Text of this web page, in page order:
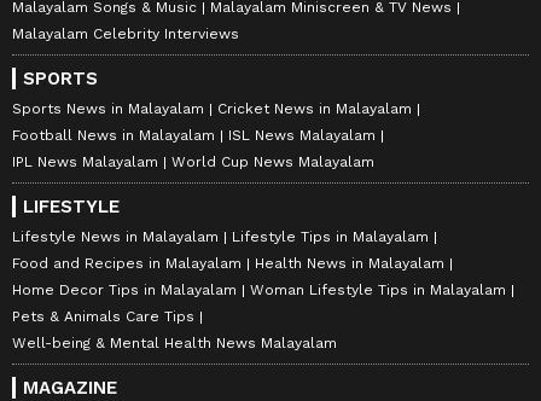
Malayalam Songs & Music
Malayalam Miniscreen & TV News
Malayalam Celebrity Interviews
SPORTS
Sports News in Malayalam
Cricket News in Malayalam
Football News in Malayalam
ISL News Malayalam
IPL News Malayalam
World Cup News Malayalam
LIFESTYLE
Lifestyle News in Malayalam
Lifestyle Tips in Malayalam
Food and Recipes in Malayalam
Health News in Malayalam
Home Decor Tips in Malayalam
Woman Lifestyle Tips in Malayalam
Pets & Animals Care Tips
Well-being & Mental Health News Malayalam
MAGAZINE